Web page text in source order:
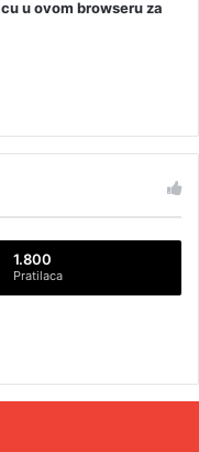
u ovom browseru za
1.800
Pratilaca